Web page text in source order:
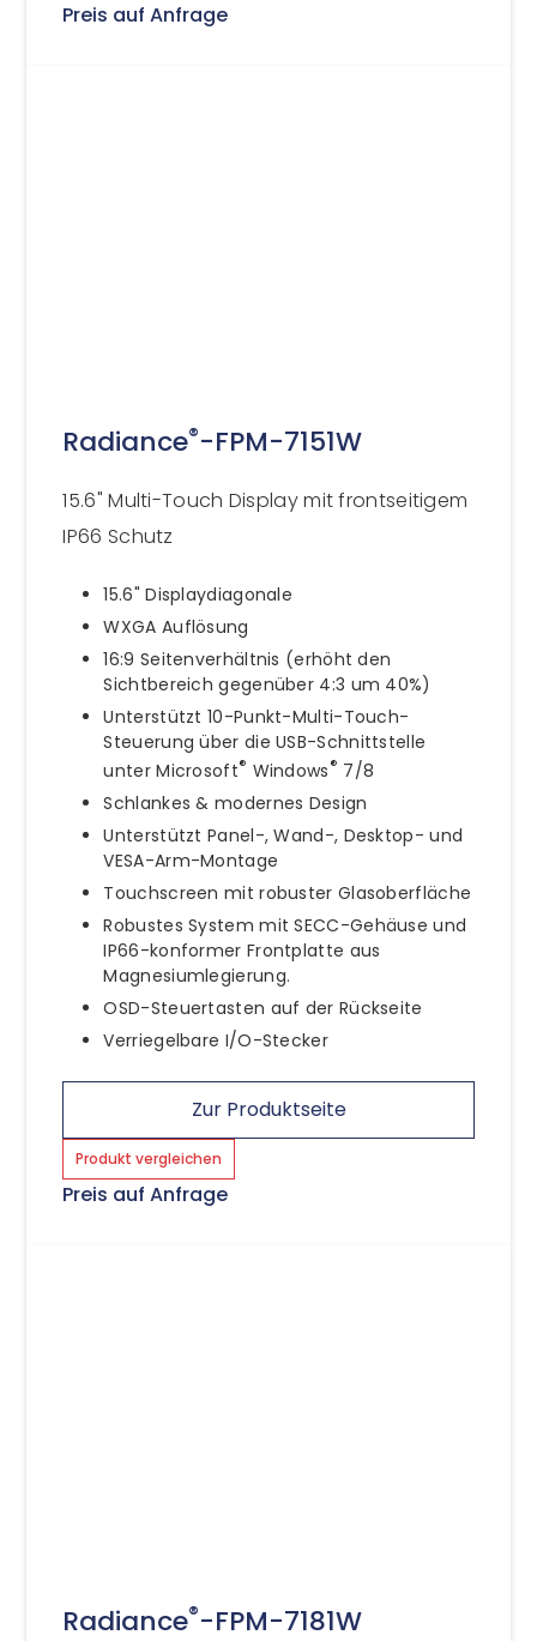
Preis auf Anfrage
Radiance®-FPM-7151W
15.6" Multi-Touch Display mit frontseitigem
IP66 Schutz
15.6" Displaydiagonale
WXGA Auflösung
16:9 Seitenverhältnis (erhöht den
Sichtbereich gegenüber 4:3 um 40%)
Unterstützt 10-Punkt-Multi-Touch-
Steuerung über die USB-Schnittstelle
unter Microsoft® Windows® 7/8
Schlankes & modernes Design
Unterstützt Panel-, Wand-, Desktop- und
VESA-Arm-Montage
Touchscreen mit robuster Glasoberfläche
Robustes System mit SECC-Gehäuse und
IP66-konformer Frontplatte aus
Magnesiumlegierung.
OSD-Steuertasten auf der Rückseite
Verriegelbare I/O-Stecker
Zur Produktseite
Produkt vergleichen
Preis auf Anfrage
Radiance®-FPM-7181W